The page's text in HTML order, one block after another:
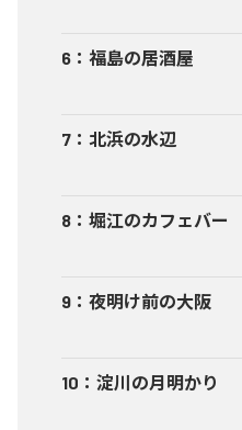
6 ： 福島の居酒屋
7 ： 北浜の水辺
8 ： 堀江のカフェバー
9 ： 夜明け前の大阪
10 ： 淀川の月明かり